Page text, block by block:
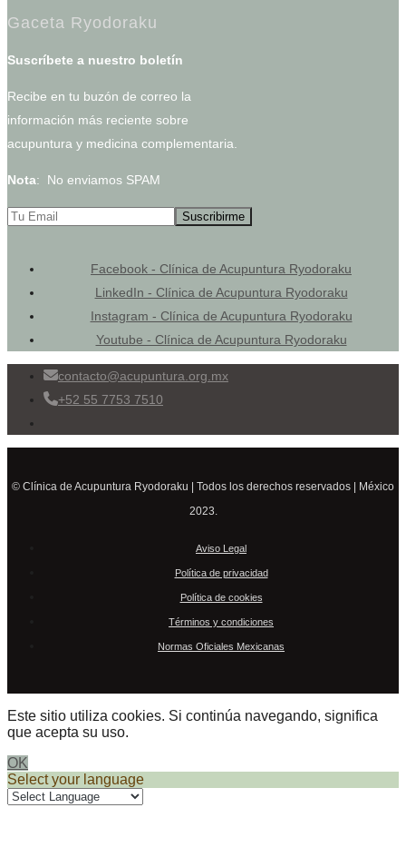
Gaceta Ryodoraku
Suscríbete a nuestro boletín
Recibe en tu buzón de correo la
información más reciente sobre
acupuntura y medicina complementaria.
Nota: No enviamos SPAM
Facebook - Clínica de Acupuntura Ryodoraku
LinkedIn - Clínica de Acupuntura Ryodoraku
Instagram - Clínica de Acupuntura Ryodoraku
Youtube - Clínica de Acupuntura Ryodoraku
contacto@acupuntura.org.mx
+52 55 7753 7510
© Clínica de Acupuntura Ryodoraku | Todos los derechos reservados | México
2023.
Aviso Legal
Política de privacidad
Política de cookies
Términos y condiciones
Normas Oficiales Mexicanas
Este sitio utiliza cookies. Si continúa navegando, significa
que acepta su uso.
OK
Select your language